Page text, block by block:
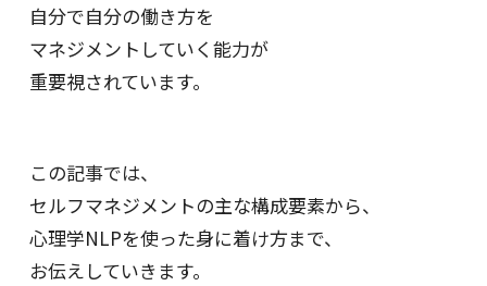
自分で自分の働き方を
マネジメントしていく能力が
重要視されています。
この記事では、
セルフマネジメントの主な構成要素から、
心理学NLPを使った身に着け方まで、
お伝えしていきます。